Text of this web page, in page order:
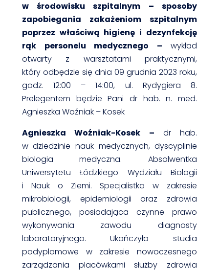
w środowisku szpitalnym – sposoby
zapobiegania zakażeniom szpitalnym
poprzez właściwą higienę i dezynfekcję
rąk personelu medycznego –wykład
otwarty z warsztatami praktycznymi,
który odbędzie się dnia 09 grudnia 2023 roku,
godz. 12:00 – 14:00, ul. Rydygiera 8.
Prelegentem będzie Pani dr hab. n. med.
Agnieszka Woźniak – Kosek
Agnieszka Woźniak-Kosek – dr hab.
w dziedzinie nauk medycznych, dyscyplinie
biologia medyczna. Absolwentka
Uniwersytetu Łódzkiego Wydziału Biologii
i Nauk o Ziemi. Specjalistka w zakresie
mikrobiologii, epidemiologii oraz zdrowia
publicznego, posiadająca czynne prawo
wykonywania zawodu diagnosty
laboratoryjnego. Ukończyła studia
podyplomowe w zakresie nowoczesnego
zarządzania placówkami służby zdrowia